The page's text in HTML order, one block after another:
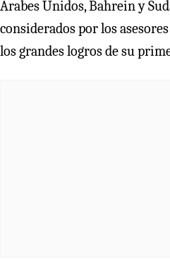
Árabes Unidos, Bahrein y
considerados por los
los grandes logros de su